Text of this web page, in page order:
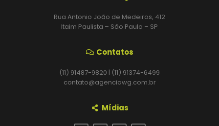
Rua Antonio João de Medeiros, 412
Itaim Paulista – São Paulo – SP
Contatos
(11) 91487-9820 | (11) 91374-6499
contato@agenciawg.com.br
Mídias